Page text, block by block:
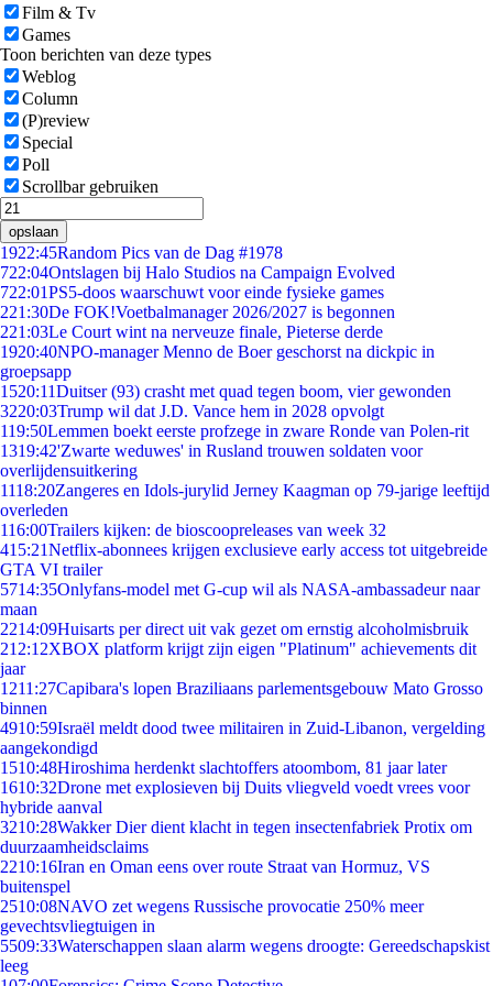
Film & Tv
Games
Toon berichten van deze types
Weblog
Column
(P)review
Special
Poll
Scrollbar gebruiken
opslaan
1922:45Random Pics van de Dag #1978
722:04Ontslagen bij Halo Studios na Campaign Evolved
722:01PS5-doos waarschuwt voor einde fysieke games
221:30De FOK!Voetbalmanager 2026/2027 is begonnen
221:03Le Court wint na nerveuze finale, Pieterse derde
1920:40NPO-manager Menno de Boer geschorst na dickpic in
groepsapp
1520:11Duitser (93) crasht met quad tegen boom, vier gewonden
3220:03Trump wil dat J.D. Vance hem in 2028 opvolgt
119:50Lemmen boekt eerste profzege in zware Ronde van Polen-rit
1319:42'Zwarte weduwes' in Rusland trouwen soldaten voor
overlijdensuitkering
1118:20Zangeres en Idols-jurylid Jerney Kaagman op 79-jarige leeftijd
overleden
116:00Trailers kijken: de bioscoopreleases van week 32
415:21Netflix-abonnees krijgen exclusieve early access tot uitgebreide
GTA VI trailer
5714:35Onlyfans-model met G-cup wil als NASA-ambassadeur naar
maan
2214:09Huisarts per direct uit vak gezet om ernstig alcoholmisbruik
212:12XBOX platform krijgt zijn eigen "Platinum" achievements dit
jaar
1211:27Capibara's lopen Braziliaans parlementsgebouw Mato Grosso
binnen
4910:59Israël meldt dood twee militairen in Zuid-Libanon, vergelding
aangekondigd
1510:48Hiroshima herdenkt slachtoffers atoombom, 81 jaar later
1610:32Drone met explosieven bij Duits vliegveld voedt vrees voor
hybride aanval
3210:28Wakker Dier dient klacht in tegen insectenfabriek Protix om
duurzaamheidsclaims
2210:16Iran en Oman eens over route Straat van Hormuz, VS
buitenspel
2510:08NAVO zet wegens Russische provocatie 250% meer
gevechtsvliegtuigen in
5509:33Waterschappen slaan alarm wegens droogte: Gereedschapskist
leeg